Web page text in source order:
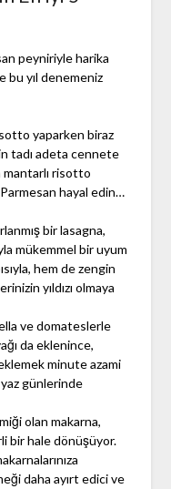
peyniriyle harika
bu yıl denemeniz
yaparken biraz
tadı adeta cennete
mantarlı risotto
hayal edin…
bir lasagna,
mükemmel bir uyum
hem de zengin
yıldızı olmaya
ve domateslerle
da eklenince,
minute azami
yaz günlerinde
olan makarna,
bir hale dönüşüyor.
daha ayırt edici ve